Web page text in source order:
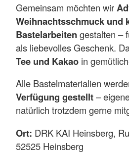
Gemeinsam möchten wir
Weihnachtsschmuck und
Bastelarbeiten gestalten –
als liebevolles Geschenk.
Tee und Kakao in
Alle Bastelmaterialien
Verfügung gestellt–
natürlich trotzdem gerne
Ort: DRK KAI Heinsberg,
52525 Heinsberg